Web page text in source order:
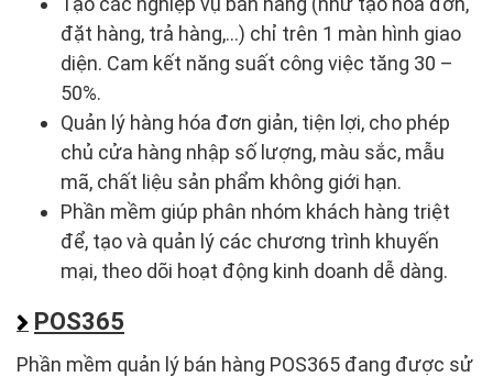
đặt hàng, trả hàng,…) chỉ trên 1 màn hình giao
diện. Cam kết năng suất công việc tăng 30 –
50%.
Quản lý hàng hóa đơn giản, tiện lợi, cho phép
chủ cửa hàng nhập số lượng, màu sắc, mẫu
mã, chất liệu sản phẩm không giới hạn.
Phần mềm giúp phân nhóm khách hàng triệt
để, tạo và quản lý các chương trình khuyến
mại, theo dõi hoạt động kinh doanh dễ dàng.
POS365
Phần mềm quản lý bán hàng POS365 đang được sử